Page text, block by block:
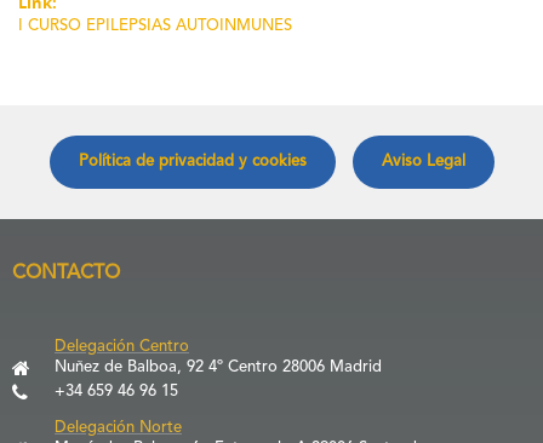
I CURSO EPILEPSIAS AUTOINMUNES
Política de privacidad y cookies Aviso Legal
CONTACTO
Delegación Centro
Nuñez de Balboa, 92 4º Centro 28006 Madrid
+34 659 46 96 15
Delegación Norte